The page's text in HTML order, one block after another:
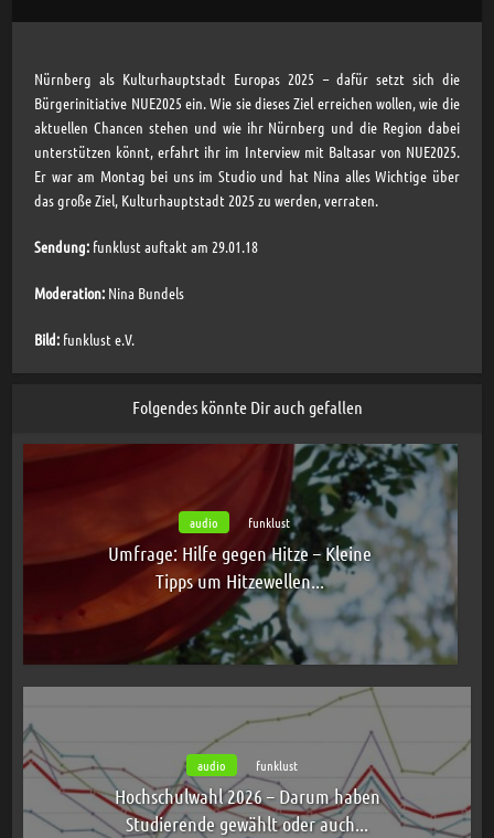
PlayerNürnberg als Kulturhauptstadt Europas 2025 – dafür setzt sich die
Bürgerinitiative NUE2025 ein. Wie sie dieses Ziel erreichen wollen, wie die
aktuellen Chancen stehen und wie ihr Nürnberg und die Region dabei
unterstützen könnt, erfahrt ihr im Interview mit Baltasar von NUE2025.
Er war am Montag bei uns im Studio und hat Nina alles Wichtige über
das große Ziel, Kulturhauptstadt 2025 zu werden, verraten.
Sendung: funklust auftakt am 29.01.18
Moderation: Nina Bundels
Bild: funklust e.V.
Folgendes könnte Dir auch gefallen
audio funklust
Umfrage: Hilfe gegen Hitze – Kleine
Tipps um Hitzewellen...
audio funklust
Hochschulwahl 2026 – Darum haben
Studierende gewählt oder auch...